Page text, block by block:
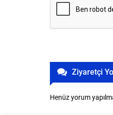
Ziyaretçi
Henüz yorum